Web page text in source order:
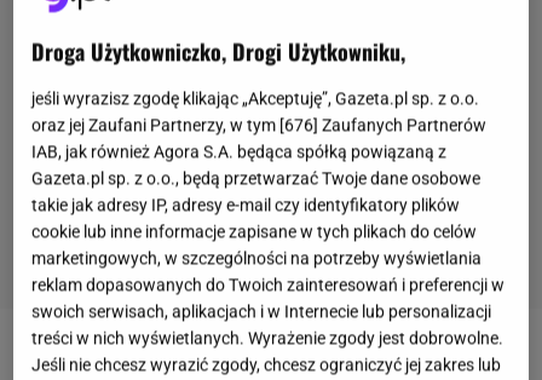
Gdy je zobaczyłam, byłam przekonana, że to model
Droga Użytkowniczko, Drogi Użytkowniku,
jeśli wyrazisz zgodę klikając „Akceptuję”, Gazeta.pl sp. z o.o.
oraz jej Zaufani Partnerzy, w tym [676] Zaufanych Partnerów
IAB, jak również Agora S.A. będąca spółką powiązaną z
Gazeta.pl sp. z o.o., będą przetwarzać Twoje dane osobowe
takie jak adresy IP, adresy e-mail czy identyfikatory plików
cookie lub inne informacje zapisane w tych plikach do celów
marketingowych, w szczególności na potrzeby wyświetlania
reklam dopasowanych do Twoich zainteresowań i preferencji w
swoich serwisach, aplikacjach i w Internecie lub personalizacji
treści w nich wyświetlanych. Wyrażenie zgody jest dobrowolne.
Jeśli nie chcesz wyrazić zgody, chcesz ograniczyć jej zakres lub